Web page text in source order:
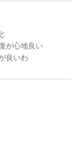
が心地良い
良いわ